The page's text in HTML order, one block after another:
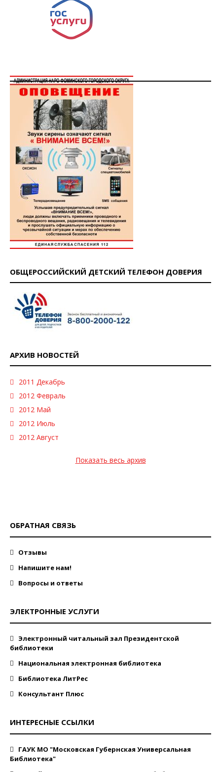
ОБЩЕРОССИЙСКИЙ ДЕТСКИЙ ТЕЛЕФОН ДОВЕРИЯ
АРХИВ НОВОСТЕЙ
2011 Декабрь
2012 Февраль
2012 Май
2012 Июль
2012 Август
Показать весь архив
ОБРАТНАЯ СВЯЗЬ
Отзывы
Напишите нам!
Вопросы и ответы
ЭЛЕКТРОННЫЕ УСЛУГИ
Электронный читальный зал Президентской
библиотеки
Национальная электронная библиотека
Библиотека ЛитРес
Консультант Плюс
ИНТЕРЕСНЫЕ ССЫЛКИ
ГАУК МО "Московская Губернская Универсальная
Библиотека"